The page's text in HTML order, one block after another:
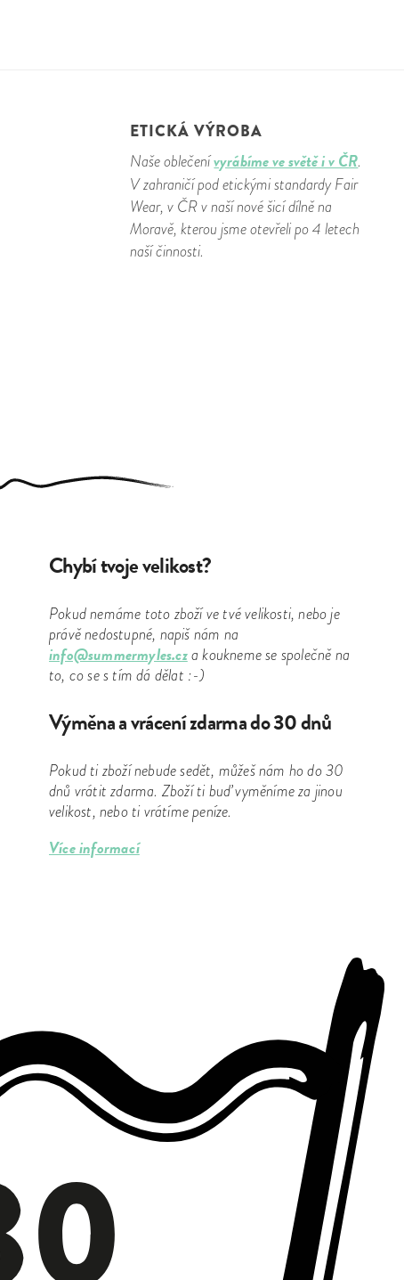
ETICKÁ VÝROBA
Naše oblečenívyrábíme ve světě i v ČR.
V zahraničí pod etickými standardy Fair
Wear, v ČR v naší nové šicí dílně na
Moravě, kterou jsme otevřeli po 4 letech
naší činnosti.
Chybí tvoje velikost?
Pokud nemáme toto zboží ve tvé velikosti, nebo je
právě nedostupné, napiš nám na
info@summermyles.cza koukneme se společně na
to, co se s tím dá dělat :-)
Výměna a vrácení zdarma do 30 dnů
Pokud ti zboží nebude sedět, můžeš nám ho do 30
dnů vrátit zdarma. Zboží ti buď vyměníme za jinou
velikost, nebo ti vrátíme peníze.
Více informací